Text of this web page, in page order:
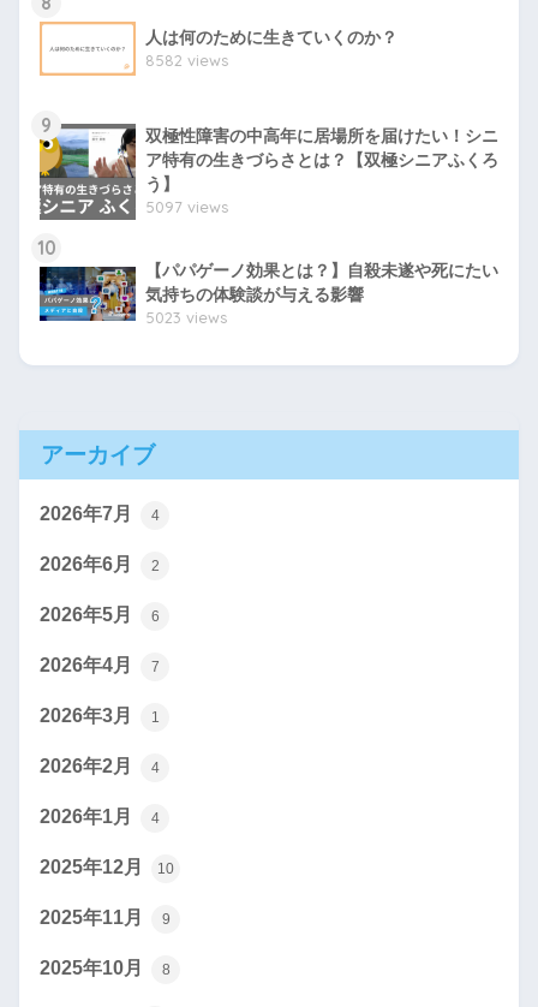
人は何のために生きていくのか？
8582 views
9
双極性障害の中高年に居場所を届けたい！シニ
ア特有の生きづらさとは？【双極シニアふくろ
う】
5097 views
10
【パパゲーノ効果とは？】自殺未遂や死にたい
気持ちの体験談が与える影響
5023 views
アーカイブ
2026年7月 4
2026年6月 2
2026年5月 6
2026年4月 7
2026年3月 1
2026年2月 4
2026年1月 4
2025年12月 10
2025年11月 9
2025年10月 8